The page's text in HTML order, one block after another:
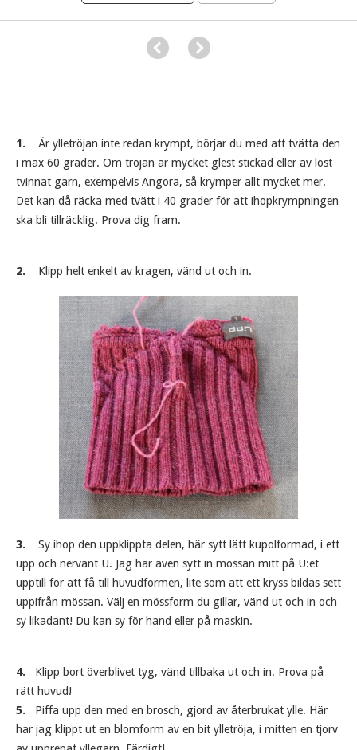
1. Är ylletröjan inte redan krympt, börjar du med att tvätta den
i max 60 grader. Om tröjan är mycket glest stickad eller av löst
tvinnat garn, exempelvis Angora, så krymper allt mycket mer.
Det kan då räcka med tvätt i 40 grader för att ihopkrympningen
ska bli tillräcklig. Prova dig fram.
2. Klipp helt enkelt av kragen, vänd ut och in.
3. Sy ihop den uppklippta delen, här sytt lätt kupolformad, i ett
upp och nervänt U. Jag har även sytt in mössan mitt på U:et
upptill för att få till huvudformen, lite som att ett kryss bildas sett
uppifrån mössan. Välj en mössform du gillar, vänd ut och in och
sy likadant! Du kan sy för hand eller på maskin.
4. Klipp bort överblivet tyg, vänd tillbaka ut och in. Prova på
rätt huvud!
5. Piffa upp den med en brosch, gjord av återbrukat ylle. Här
har jag klippt ut en blomform av en bit ylletröja, i mitten en tjorv